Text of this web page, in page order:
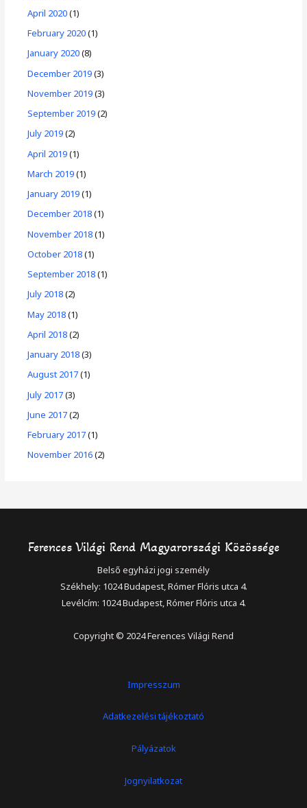
April 2020(1)
February 2020(1)
January 2020(8)
December 2019(3)
November 2019(3)
September 2019(2)
July 2019(2)
April 2019(1)
March 2019(1)
January 2019(1)
December 2018(1)
November 2018(1)
October 2018(1)
September 2018(1)
July 2018(2)
May 2018(1)
April 2018(2)
January 2018(3)
August 2017(1)
July 2017(3)
June 2017(2)
February 2017(1)
November 2016(2)
Ferences Világi Rend Magyarországi Közössége
Belső egyházi jogi személy
Székhely: 1024 Budapest, Rómer Flóris utca 4.
Levélcím: 1024 Budapest, Rómer Flóris utca 4.
Copyright © 2024 Ferences Világi Rend
Impresszum
Adatkezelési tájékoztató
Pályázatok
Jognyilatkozat